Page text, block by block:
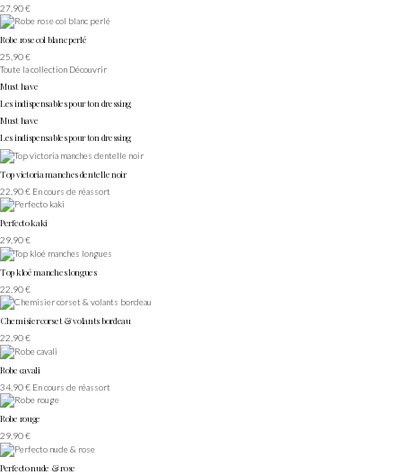
27,90 €
Robe rose col blanc perlé
25,90 €
Toute la collection Découvrir
Must have
Les indispensables pour ton dressing
Must have
Les indispensables pour ton dressing
Top victoria manches dentelle noir
22,90 € En cours de réassort
Perfecto kaki
29,90 €
Top kloé manches longues
22,90 €
Chemisier corset & volants bordeau
22,90 €
Robe cavali
34,90 € En cours de réassort
Robe rouge
29,90 €
Perfecto nude & rose